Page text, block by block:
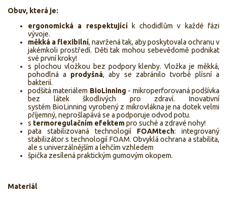
Obuv, která je:
ergonomická a respektující
k chodidlům v každé fázi
vývoje.
měkká a flexibilní, navržená tak, aby poskytovala ochranu v
jakémkoli prostředí. Děti tak mohou sebevědomě podnikat
své první kroky!
s plochou vložkou bez podpory klenby. Vložka je měkká,
pohodlná a prodyšná, aby se zabránilo tvorbě plísní a
bakterií.
podšitá materiálem BioLinning - mikroperforovaná podšívka
bez látek škodlivých pro zdraví. Inovativní
systém BioLinning vyrobený z mikrovlákna je na dotek velmi
příjemný, neprošlapává se a podporuje odvod potu.
s termoregulačním efektempro suché a zdravé nohy!
pata stabilizovaná technologií
FOAMtech: integrovaný
stabilizátor s technologií FOAM. Obvyklá ochrana a stabilita,
ale s univerzálnějším a lehčím vzhledem
špička zesílená praktickým gumovým okopem.
Materiál